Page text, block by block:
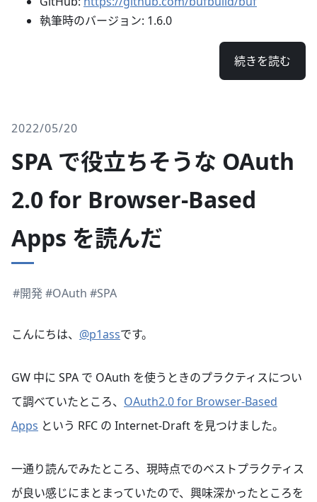
執筆時のバージョン: 1.6.0
続きを読む
2022/05/20
SPA で役立ちそうな OAuth
2.0 for Browser-Based
Apps を読んだ
#開発#OAuth #SPA
こんにちは、 @p1assです。
GW 中に SPA で OAuth を使うときのプラクティスについ
て調べていたところ、 OAuth2.0 for Browser-Based
Apps という RFC の Internet-Draft を見つけました。
一通り読んでみたところ、現時点でのベストプラクティス
が良い感じにまとまっていたので、興味深かったところを